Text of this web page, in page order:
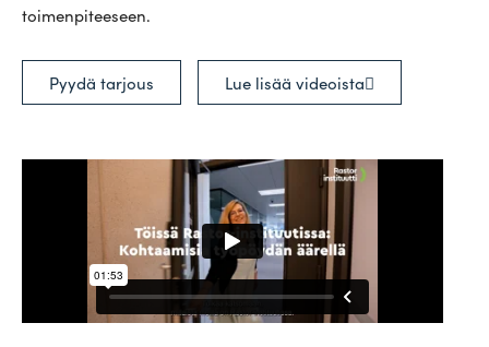
toimenpiteeseen.
Pyydä tarjous Lue lisää videoista